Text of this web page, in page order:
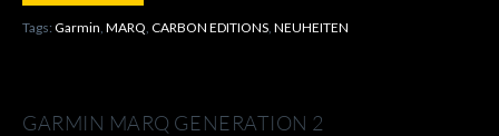
Tags: Garmin MARQ CARBON EDITIONS NEUHEITEN
GARMIN MARQ GENERATION 2